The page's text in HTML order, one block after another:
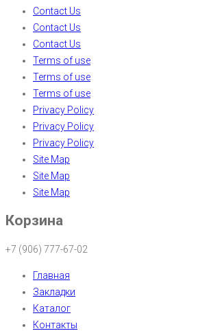
Contact Us
Contact Us
Contact Us
Terms of use
Terms of use
Terms of use
Privacy Policy
Privacy Policy
Privacy Policy
Site Map
Site Map
Site Map
Корзина
+7 (906) 777-67-02
Главная
Закладки
Каталог
Контакты